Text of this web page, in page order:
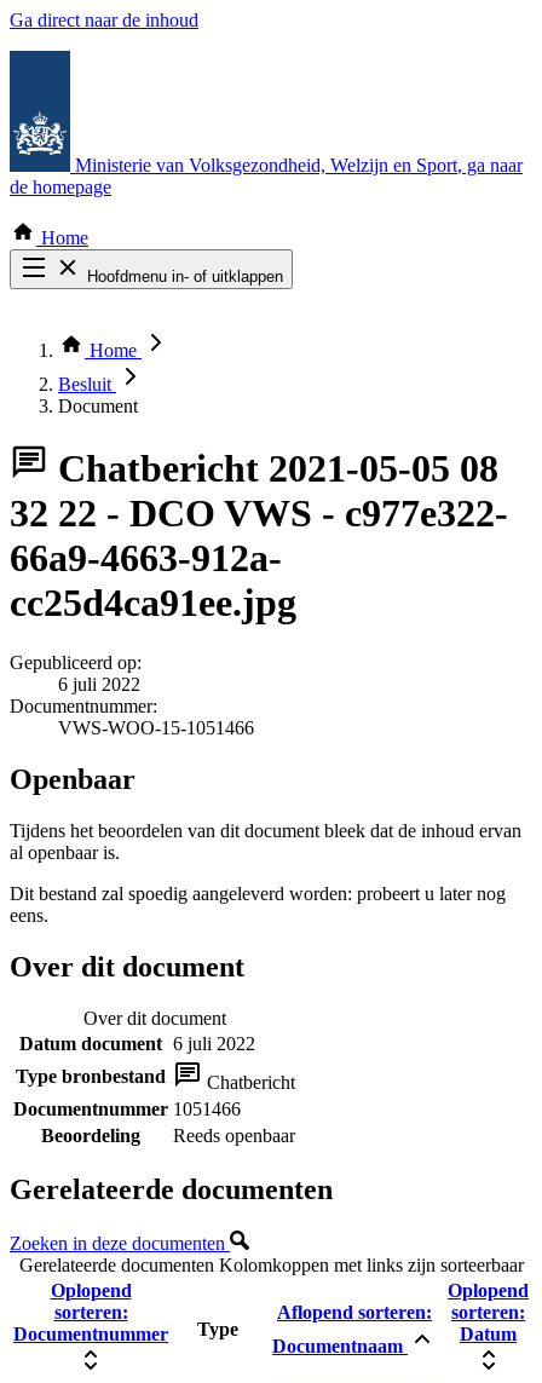
Ga direct naar de inhoud
Ministerie van Volksgezondheid, Welzijn en Sport, ga naar
de homepage
Home
Hoofdmenu in- of uitklappen
Thema COVID-19
Bekijk per bestuursorgaan
Home
Besluit
Document
Chatbericht 2021-05-05 08
32 22 - DCO VWS - c977e322-
66a9-4663-912a-
cc25d4ca91ee.jpg
Gepubliceerd op:
6 juli 2022
Documentnummer:
VWS-WOO-15-1051466
Openbaar
Tijdens het beoordelen van dit document bleek dat de inhoud ervan
al openbaar is.
Dit bestand zal spoedig aangeleverd worden: probeert u later nog
eens.
Over dit document
Over dit document
Datum document 6 juli 2022
Type bronbestand
Chatbericht
Documentnummer 1051466
Beoordeling
Reeds openbaar
Gerelateerde documenten
Zoeken in deze documenten
Gerelateerde documenten Kolomkoppen met links zijn sorteerbaar
Oplopend
sorteren:
Documentnummer
Type
Aflopend sorteren:
Documentnaam
Oplopend
sorteren:
Datum